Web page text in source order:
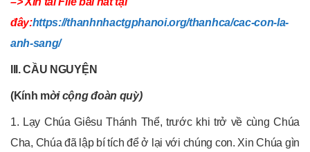
đây:https://thanhnhactgphanoi.org/thanhca/cac-con-la-
anh-sang/
III. CẦU NGUYỆN
(Kính mời cộng đoàn quỳ)
1. Lạy Chúa Giêsu Thánh Thể, trước khi trở về cùng Chúa
Cha, Chúa đã lập bí tích để ở lại với chúng con. Xin Chúa gìn